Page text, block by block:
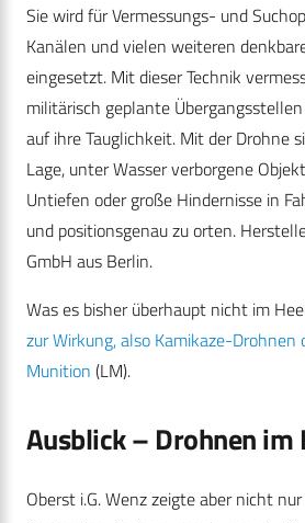
Sie wird für Vermessungs- und
Kanälen und vielen weiteren
eingesetzt. Mit dieser Technik
militärisch geplante
auf ihre Tauglichkeit. Mit der Drohne
Lage, unter Wasser verborgene
Untiefen oder große Hindernisse in
und positionsgenau zu orten.
GmbH aus Berlin.
Was es bisher überhaupt nicht im
zur Wirkung, also Kamikaze-Drohnen
Munition (LM).
Ausblick – Drohnen im
Oberst i.G. Wenz zeigte aber nicht